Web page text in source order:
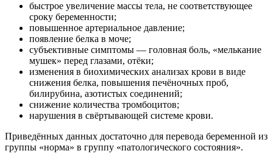
быстрое увеличение массы тела, не соответствующее
сроку беременности;
повышенное артериальное давление;
появление белка в моче;
субъективные симптомы — головная боль, «мелькание
мушек» перед глазами, отёки;
изменения в биохимических анализах крови в виде
снижения белка, повышения печёночных проб,
билирубина, азотистых соединений;
снижение количества тромбоцитов;
нарушения в свёртывающей системе крови.
Приведённых данных достаточно для перевода беременной из
группы «норма» в группу «патологического состояния».